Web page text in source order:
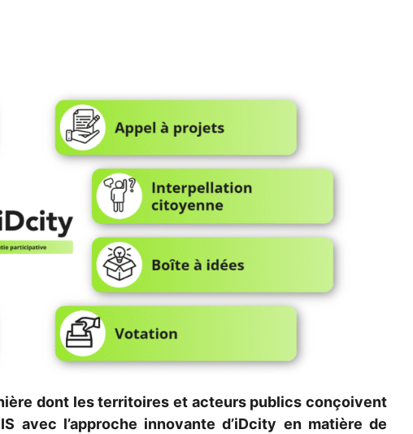
dont les territoires et acteurs publics conçoivent
avec l’approche innovante d’iDcity en matière de